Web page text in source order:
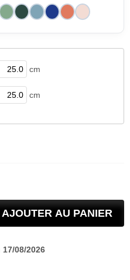
cm
cm
AJOUTER AU PANIER
08/2026